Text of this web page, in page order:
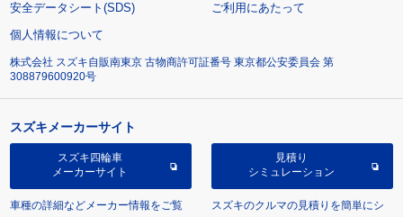
安全データシート(SDS)
ご利用にあたって
個人情報について
株式会社 スズキ自販南東京 古物商許可証番号 東京都公安委員会 第
308879600920号
スズキメーカーサイト
スズキ四輪車
メーカーサイト
車種の詳細などメーカー情報をご覧
見積り
シミュレーション
スズキのクルマの見積りを簡単にシ